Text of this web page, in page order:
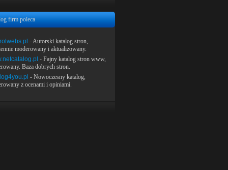
firm poleca
- Autorski katalog stron,
moderowany i aktualizowany.
- Fajny katalog stron www,
Baza dobrych stron.
- Nowoczesny katalog,
z ocenami i opiniami.